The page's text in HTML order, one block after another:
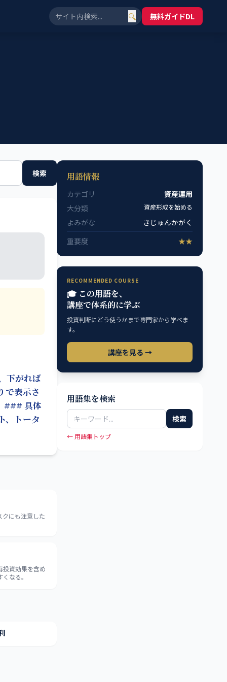
🔍 無料ガイドDL
検索
下がれば
で表示さ
### 具体
、トータ
にも注意した
投資効果を含め
なる。
用語情報
カテゴリ
資産運用
大分類
資産形成を始める
よみがな
きじゅんかがく
重要度
★★
RECOMMENDED COURSE
🎓 この用語を、
講座で体系的に学ぶ
投資判断にどう使うかまで専門家から学べま
す。
講座を見る →
用語集を検索
検索
← 用語集トップ